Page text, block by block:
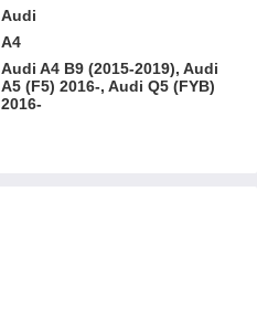
Audi
A4
Audi A4 B9 (2015-2019), Audi
A5 (F5) 2016-, Audi Q5 (FYB)
2016-